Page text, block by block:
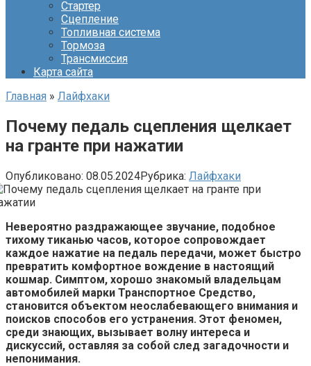
Стартер
Сцепление
Топливная система
Тормоза
Трансмиссия
Карта сайта
Главная » Лайфхаки
Почему педаль сцепления щелкает
на гранте при нажатии
Опубликовано: 08.05.2024Рубрика: Лайфхаки
Невероятно раздражающее звучание, подобное
тихому тиканью часов, которое сопровождает
каждое нажатие на педаль передачи, может быстро
превратить комфортное вождение в настоящий
кошмар. Симптом, хорошо знакомый владельцам
автомобилей марки Транспортное Средство,
становится объектом неослабевающего внимания и
поисков способов его устранения. Этот феномен,
среди знающих, вызывает волну интереса и
дискуссий, оставляя за собой след загадочности и
непонимания.